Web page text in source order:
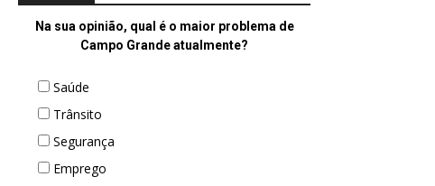
Na sua opinião, qual é o maior problema de
Campo Grande atualmente?
Saúde
Trânsito
Segurança
Emprego